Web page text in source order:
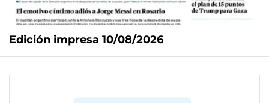
Edición impresa 10/08/2026